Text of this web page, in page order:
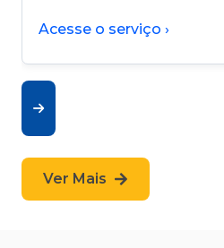
Acesse o serviço ›
Ver Mais